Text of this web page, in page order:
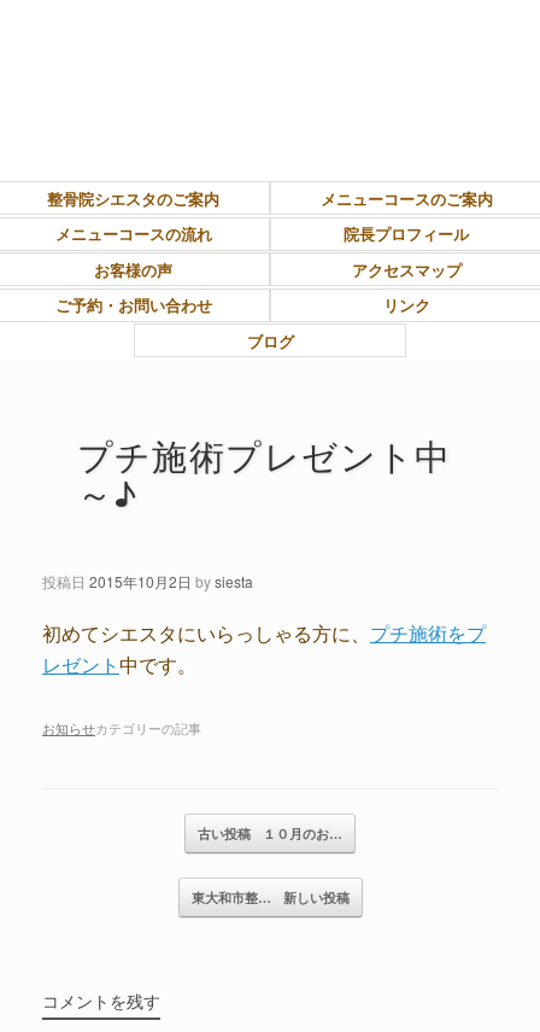
整骨院シエスタのご案内
メニューコースのご案内
メニューコースの流れ
院長プロフィール
お客様の声
アクセスマップ
ご予約・お問い合わせ
リンク
ブログ
プチ施術プレゼント中
～♪
投稿日 2015年10月2日 bysiesta
初めてシエスタにいらっしゃる方に、 プチ施術をプ
レゼント中です。
お知らせカテゴリーの記事
記事のナビゲーション古い投稿 １０月のお…
東大和市整… 新しい投稿
コメントを残す